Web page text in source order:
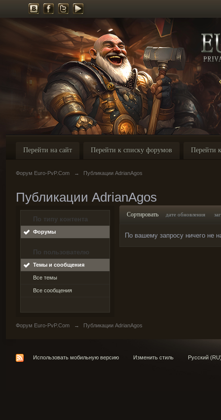
Перейти на сайт Перейти к списку форумов Перейти
Форум Euro-PvP.Com → Публикации AdrianAgos
Публикации AdrianAgos
По типу контента
Форумы
По пользователю
Темы и сообщения
Все темы
Все сообщения
Сортировать дате обновления
По вашему запросу ничего не
Форум Euro-PvP.Com → Публикации AdrianAgos
Использовать мобильную версию Изменить стиль Русский